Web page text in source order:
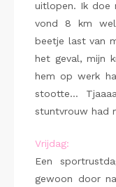
uitlopen. Ik doe
vond 8 km
beetje last van
het geval, mijn
hem op werk
stootte…
stuntvrouw had
Vrijdag:
Een
gewoon door